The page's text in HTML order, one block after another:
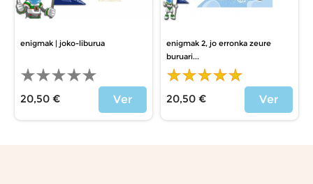
enigmak | joko-liburua
20,50 €
Ver
enigmak 2, jo erronka zeure
buruari...
20,50 €
Ver